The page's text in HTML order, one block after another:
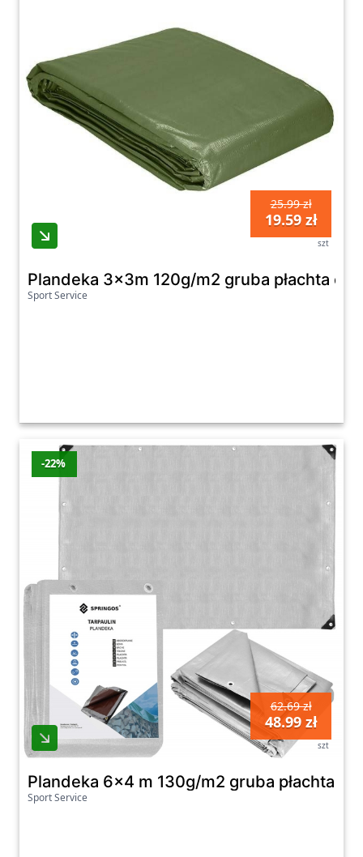
25.99 zł
19.59 zł
szt
Plandeka 3x3m 120g/m2 gruba płachta
Sport Service
-22%
62.69 zł
48.99 zł
szt
Plandeka 6x4 m 130g/m2 gruba płachta
Sport Service